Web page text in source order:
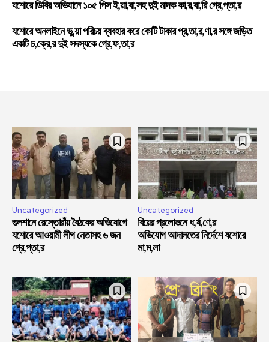
যশোরে ডিবির অভিযানে ১০৫ পিস ই,য়া,বা,সহ দুই মাদক কা,র,বা,রি গ্রে,প্তা,র
যশোরে অনলাইনে ভু,য়া পরিচয় ব্যবহার করে কোটি টাকার প্র,তা,র,ণা,র সঙ্গে জড়িত
একটি চ,ক্রে,র দুই সদস্যকে গ্রে,ফ,তা,র
Uncategorized
গুলশানে রেস্তোরাঁয় বৈঠকের অভিযোগে
যশোরে আওয়ামী লীগ নেতাসহ ৬ জন
গ্রে,প্তা,র
Uncategorized
বিয়ের প্রলোভনে ধ,র্ষ,ণে,র
অভিযোগ আদালতের নির্দেশে যশোরে
মা,ম,লা